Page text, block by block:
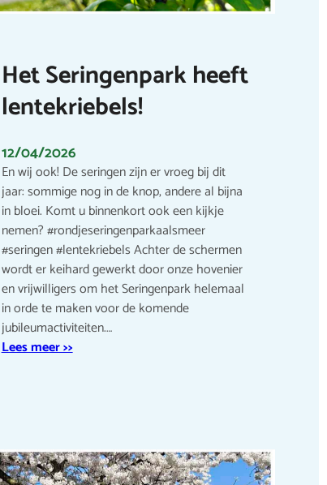
Het Seringenpark heeft
lentekriebels!
12/04/2026
En wij ook! De seringen zijn er vroeg bij dit
jaar: sommige nog in de knop, andere al bijna
in bloei. Komt u binnenkort ook een kijkje
nemen? #rondjeseringenparkaalsmeer
#seringen #lentekriebels Achter de schermen
wordt er keihard gewerkt door onze hovenier
en vrijwilligers om het Seringenpark helemaal
in orde te maken voor de komende
jubileumactiviteiten.…
Lees meer >>